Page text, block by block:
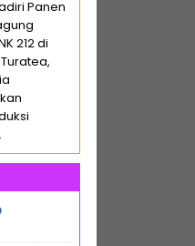
Panen
212 di